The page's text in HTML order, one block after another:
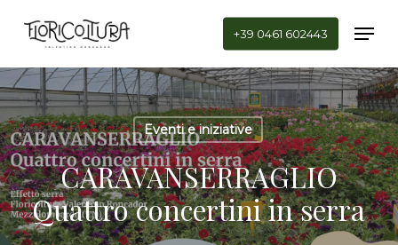
content
+39 0461 602443
Eventi e iniziative
CARAVANSERRAGLIO
Quattro concertini in serra
Menu